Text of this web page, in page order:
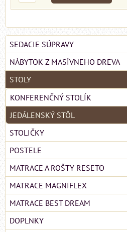
SEDACIE SÚPRAVY
NÁBYTOK Z MASÍVNEHO DREVA
STOLY
KONFERENČNÝ STOLÍK
JEDÁLENSKÝ STÔL
STOLIČKY
POSTELE
MATRACE A ROŠTY RESETO
MATRACE MAGNIFLEX
MATRACE BEST DREAM
DOPLNKY